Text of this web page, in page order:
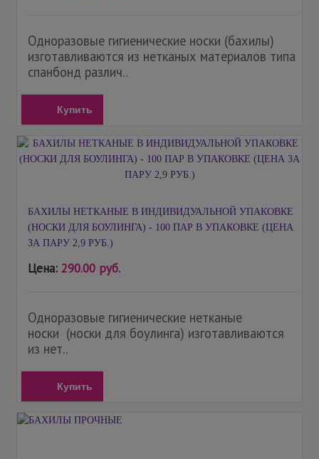
Одноразовые гигиенические носки (бахилы)
изготавливаются из нетканых материалов типа
спанбонд различ..
Купить
БАХИЛЫ НЕТКАНЫЕ В ИНДИВИДУАЛЬНОЙ УПАКОВКЕ
(НОСКИ ДЛЯ БОУЛИНГА) - 100 ПАР В УПАКОВКЕ (ЦЕНА
ЗА ПАРУ 2,9 РУБ.)
Цена: 290.00 руб.
Одноразовые гигиенические нетканые
носки (носки для боулинга) изготавливаются
из нет..
Купить